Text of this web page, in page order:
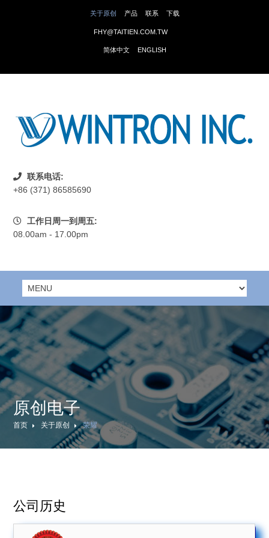
关于原创 产品 联系 下载
FHY@TAITIEN.COM.TW
简体中文 ENGLISH
联系电话:
+86 (371) 86585690
工作日周一到周五:
08.00am - 17.00pm
原创电子
首页 关于原创 荣耀
公司历史